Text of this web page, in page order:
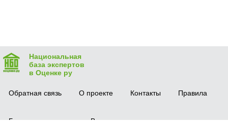
Национальная
база экспертов
в Оценке ру
Обратная связь О проекте Контакты Правила
Безопасная сделка Вопрос-ответ